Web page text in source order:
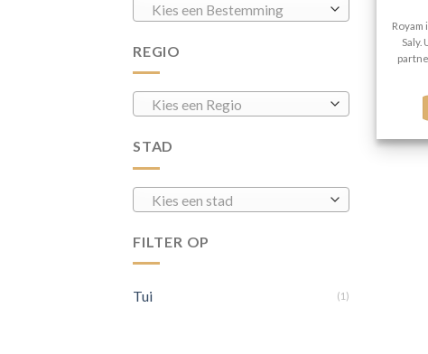
Kies een Bestemming
REGIO
Kies een Regio
STAD
Kies een stad
FILTER OP
Tui (1)
Saly.